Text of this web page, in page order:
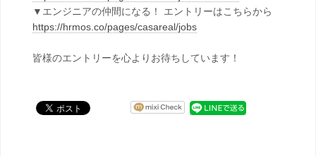
▼エンジニアの仲間になる！ エントリーはこちらから
https://hrmos.co/pages/casareal/jobs
皆様のエントリーを心よりお待ちしています！